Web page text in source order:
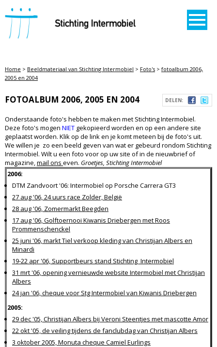
STICHTING INTERMOBIEL
Home > Beeldmateriaal van Stichting Intermobiel > Foto's > fotoalbum 2006,
2005 en 2004
DELEN:
FOTOALBUM 2006, 2005 EN 2004
Onderstaande foto's hebben te maken met Stichting Intermobiel.
Deze foto's mogen NIET gekopieerd worden en op een andere site
geplaatst worden. Klik op de link en je komt meteen bij de foto's uit.
We willen je zo een beeld geven van wat er gebeurd rondom Stichting
Intermobiel. Wilt u een foto voor op uw site of in de nieuwbrief of
magazine,mail ons even. Groetjes, Stichting Intermobiel
2006:
DTM Zandvoort '06: Intermobiel op Porsche Carrera GT3
27 aug '06, 24 uurs race Zolder, België
28 aug '06, Zomermarkt Beegden
17 aug '06, Golftoernooi Kiwanis Driebergen met Roos
Prommenschenckel
25 juni '06, markt Tiel verkoop kleding van Christijan Albers en
Minardi
19-22 apr '06, Supportbeurs stand Stichting Intermobiel
31 mrt '06, opening vernieuwde website Intermobiel met Christijan
Albers
24 jan '06, cheque voor Stg Intermobiel van Kiwanis Driebergen
2005:
29 dec '05, Christijan Albers bij Veroni Steentjes met mascotte Amor
22 okt '05, de veiling tijdens de fanclubdag van Christijan Albers
3 oktober 2005, Monuta cheque Camiel Eurlings